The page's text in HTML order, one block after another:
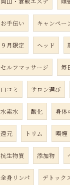
お手伝い キャンペー
９月限定 ヘッド
セルフマッサージ 毎
口コミ サロン選び
水素水 酸化 身体
還元 トリム 喫煙
抗生物質 添加物
全身リンパ デトック